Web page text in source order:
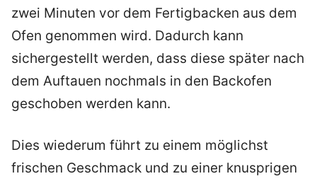
zwei Minuten vor dem Fertigbacken aus dem
Ofen genommen wird. Dadurch kann
sichergestellt werden, dass diese später nach
dem Auftauen nochmals in den Backofen
geschoben werden kann.
Dies wiederum führt zu einem möglichst
frischen Geschmack und zu einer knusprigen